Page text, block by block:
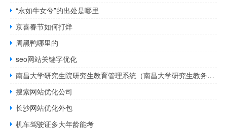
“永如牛女兮”的出处是哪里
京喜春节如何打烊
周黑鸭哪里的
seo网站关键字优化
南昌大学研究生院研究生教育管理系统（南昌大学研究生教务管理系统）
搜索网站优化公司
长沙网站优化外包
机车驾驶证多大年龄能考